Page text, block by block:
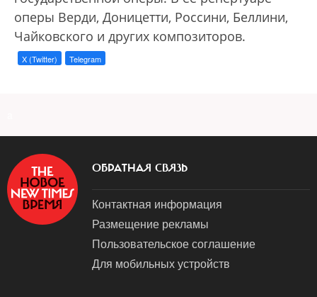
оперы Верди, Доницетти, Россини, Беллини,
Чайковского и других композиторов.
X (Twitter) Telegram
ОБРАТНАЯ СВЯЗЬ
Контактная информация
Размещение рекламы
Пользовательское соглашение
Для мобильных устройств